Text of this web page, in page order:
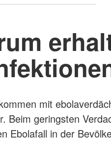
mit
Beim geringsten
Ebolafall in der